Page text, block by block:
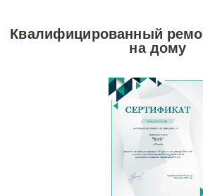
Квалифицированный
на дому